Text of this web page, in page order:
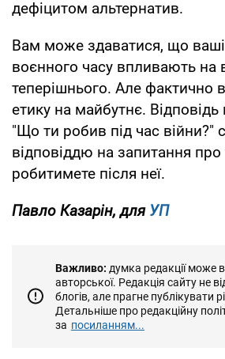
дефіцитом альтернатив.
Вам може здаватися, що
воєнного часу впливають на
теперішнього. Але фактично
етику на майбутнє.
"Що ти робив під час війни?"
відповіддю на запитання
робитимете після неї.
Павло Казарін, для УП
Важливо: думка редакції може
авторської. Редакція сайту не
блогів, але прагне публікувати
Детальніше про редакційну
за посиланням...